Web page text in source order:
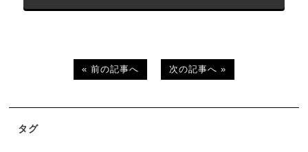
« 前の記事へ 次の記事へ »
タグ